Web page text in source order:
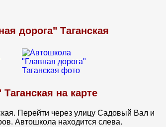
дорога" Таганская
на карте
Перейти через улицу Садовый Вал и
Автошкола находится слева.